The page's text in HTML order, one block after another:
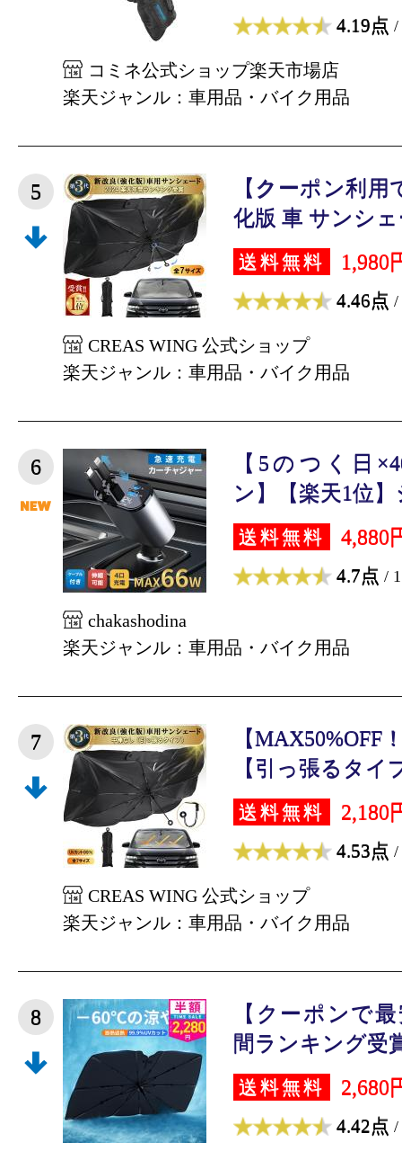
4.19点 /
コミネ公式ショップ楽天市場店
楽天ジャンル：車用品・バイク用品
5
【クーポン利
化版 車 サンシ
送料無料 1,980
4.46点 /
CREAS WING 公式ショップ
楽天ジャンル：車用品・バイク用品
6
【5のつく日
ン】【楽天1位
送料無料 4,880
4.7点 /
chakashodina
楽天ジャンル：車用品・バイク用品
7
【MAX50%OFF
【引っ張るタイ
送料無料 2,180
4.53点 /
CREAS WING 公式ショップ
楽天ジャンル：車用品・バイク用品
8
【クーポンで
間ランキング受
送料無料 2,680
4.42点 /